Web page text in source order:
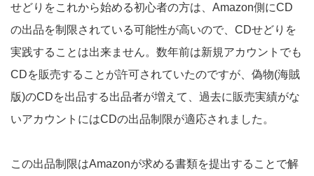
せどりをこれから始める初心者の方は、Amazon側にCD
の出品を制限されている可能性が高いので、CDせどりを
実践することは出来ません。数年前は新規アカウントでも
CDを販売することが許可されていたのですが、偽物(海賊
版)のCDを出品する出品者が増えて、過去に販売実績がな
いアカウントにはCDの出品制限が適応されました。
この出品制限はAmazonが求める書類を提出することで解